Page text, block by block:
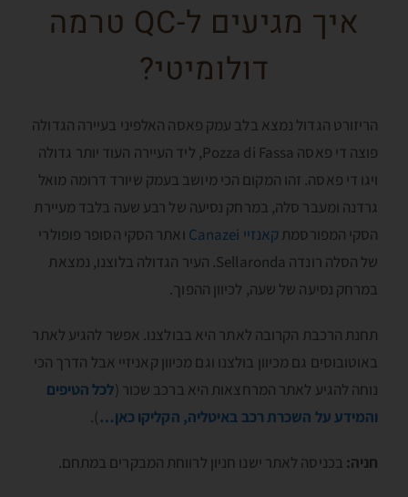
איך מגיעים ל-QC טרמה
דולומיטי?
הריזורט הגדול נמצא בלב עמק פאסה האלפיני בעיירה הגדולה
פוצה די פאסה Pozza di Fassa, ליד העיירה העוד יותר גדולה
ויגו די פאסה. זהו המקום הכי מיושב בעמק שיורד דרומה מואל
גרדנה ומעבר סלה, במרחק נסיעה של רבע שעה בלבד מעיירת
הסקי המפורסמתקאנזיי Canazei
ואתר הסקי הסופר פופולרי
של הסלה רונדה Sellaronda. העיר הגדולה בלוצנו, נמצאת
במרחק נסיעה של שעה, לכיוון ההפוך.
תחנת הרכבת הקרובה לאתר היא בבולצנו. אפשר להגיע לאתר
באוטובוסים גם מכיוון בולצנו וגם מכיוון קאניזיי אבל הדרך הכי
נוחה להגיע לאתר המרחצאות היא ברכב שכור (לכל הטיפים
והמידע על השכרת רכב באיטליה, הקליקו כאן…).
חניה: בכניסה לאתר ישנו חניון לרווחת המבקרים במתחם.